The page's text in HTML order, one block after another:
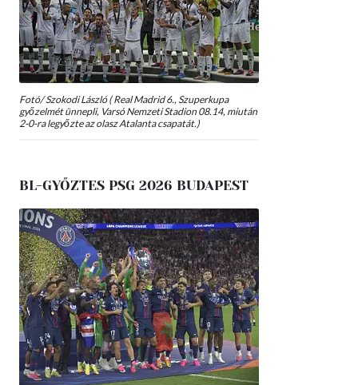
Fotó/ Szokodi László ( Real Madrid 6., Szuperkupa
győzelmét ünnepli, Varsó Nemzeti Stadion 08.14, miután
2-0-ra legyőzte az olasz Atalanta csapatát.)
BL-GYŐZTES PSG 2026 BUDAPEST